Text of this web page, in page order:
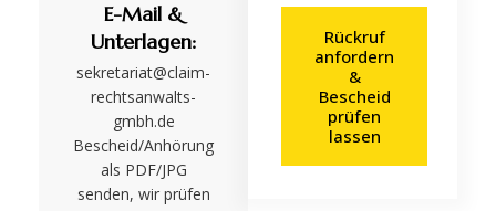
E-Mail &
Unterlagen:
sekretariat@claim-
rechtsanwalts-
gmbh.de
Bescheid/Anhörung
als PDF/JPG
senden, wir prüfen
Rückruf
anfordern
&
Bescheid
prüfen
lassen